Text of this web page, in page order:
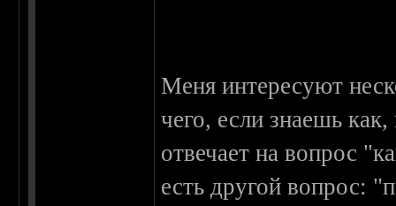
Меня интересуют
чего, если знаешь
отвечает на вопрос
есть другой вопрос: